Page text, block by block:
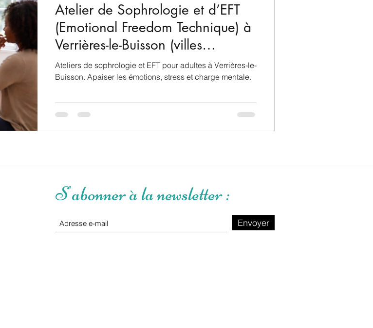
Atelier de Sophrologie et d’EFT
(Emotional Freedom Technique) à
Verrières-le-Buisson (villes
environnantes : Châtenay-
Malabry, Sceaux, Antony,
Clamart, Paris)
Ateliers de sophrologie et EFT pour adultes à Verrières-le-
Buisson. Apaiser les émotions, stress et charge mentale.
S'abonner à la newsletter :
Envoyer